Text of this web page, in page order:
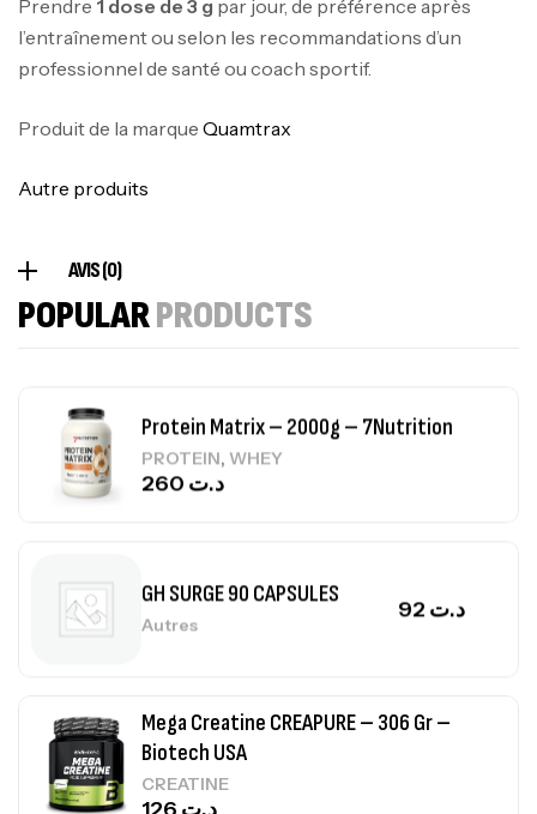
Prendre 1 dose de 3 g par jour, de préférence après
l’entraînement ou selon les recommandations d’un
professionnel de santé ou coach sportif.
Produit de la marque Quamtrax
Autre produits
AVIS (0)
POPULARPRODUCTS
د.ت269
Omega 3 – 100 Gélules – Scitec Nutrition
CREATINE
Protein Matrix – 2000g – 7Nutrition
PROTEIN, WHEY
د.ت
GH SURGE 90 CAPSULES
Autres
د.ت
Mega Creatine CREAPURE – 306 Gr –
Biotech USA
CREATINE